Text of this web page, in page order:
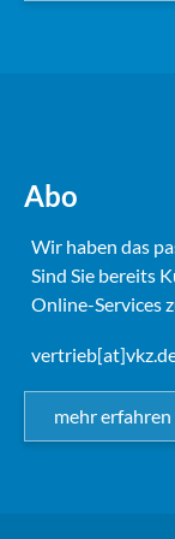
Abo
Wir haben das
Sind Sie bereits
Online-Services
mehr erfahren